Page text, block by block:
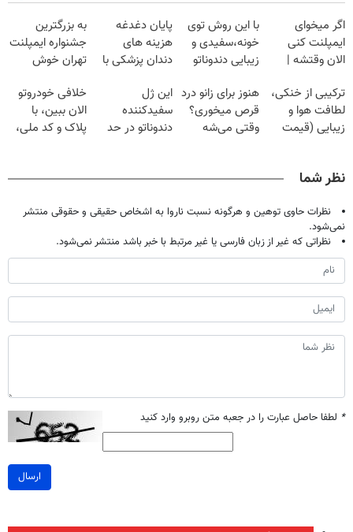
اگر میخوای
ایمپلنت کنی
الان وقتشه |
میلیون تومان!!!
با این روش توی
خونه،سفیدی و
زیبایی دندوناتو
(40%off)
پایان دغدغه
هزینه های
دندان پزشکی با
خانگی
به بزرگترین
جشنواره ایمپلنت
تهران خوش
۲۵ میلیون !
ترکیبی از خنکی،
لطافت هوا و
زیبایی (قیمت
هنوز برای زانو درد
قرص میخوری؟
وقتی می‌شه
این ژل
سفیدکننده
دندوناتو در حد
(40%تخفیف)
خلافی خودروتو
الان ببین، با
پلاک و کد ملی،
نظر شما
نظرات حاوی توهین و هرگونه نسبت ناروا به اشخاص حقیقی و حقوقی منتشر
نمی‌شود.
نظراتی که غیر از زبان فارسی یا غیر مرتبط با خبر باشد منتشر نمی‌شود.
* لطفا حاصل عبارت را در جعبه متن روبرو وارد کنید
ارسال